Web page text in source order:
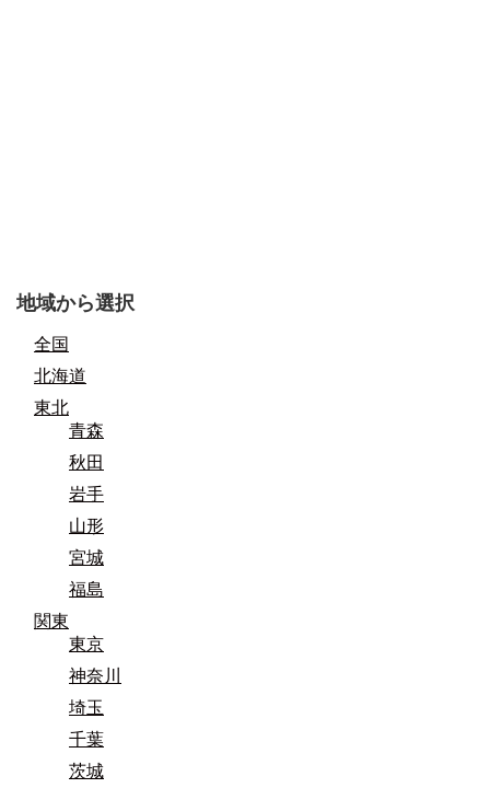
地域から選択
全国
北海道
東北
青森
秋田
岩手
山形
宮城
福島
関東
東京
神奈川
埼玉
千葉
茨城